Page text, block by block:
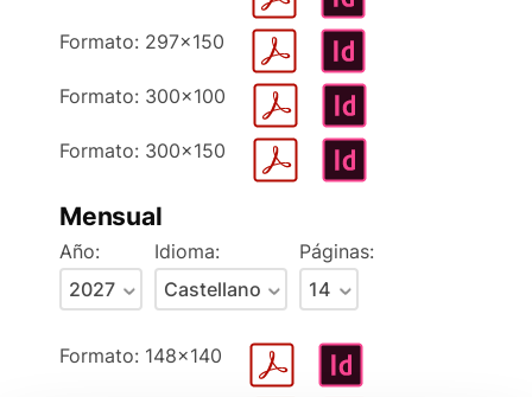
Formato: 297x150
Formato: 300x100
Formato: 300x150
Mensual
Año: Idioma: Páginas:
Formato: 148x140